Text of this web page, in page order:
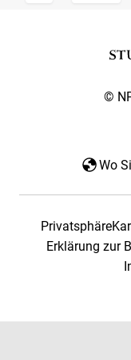
©
Wo
Privatsphäre
Erklärung zur